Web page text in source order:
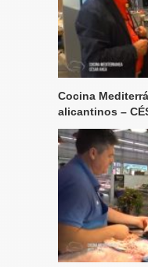
Cocina
alicantinos –